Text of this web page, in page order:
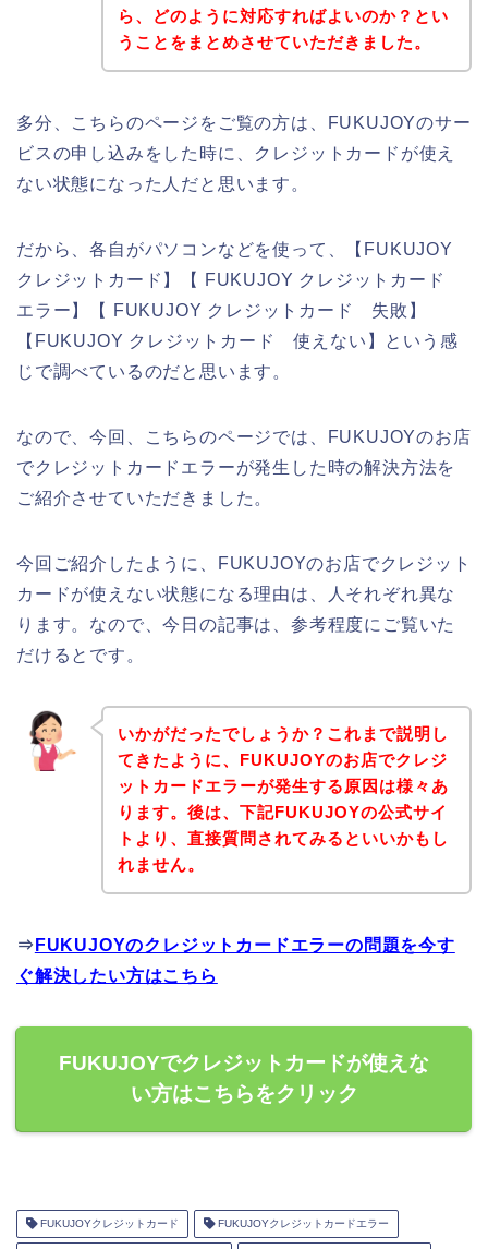
ら、どのように対応すればよいのか？とい
うことをまとめさせていただきました。
多分、こちらのページをご覧の方は、FUKUJOYのサー
ビスの申し込みをした時に、クレジットカードが使え
ない状態になった人だと思います。
だから、各自がパソコンなどを使って、【FUKUJOY
クレジットカード】【 FUKUJOY クレジットカード
エラー】【 FUKUJOY クレジットカード 失敗】
【FUKUJOY クレジットカード 使えない】という感
じで調べているのだと思います。
なので、今回、こちらのページでは、FUKUJOYのお店
でクレジットカードエラーが発生した時の解決方法を
ご紹介させていただきました。
今回ご紹介したように、FUKUJOYのお店でクレジット
カードが使えない状態になる理由は、人それぞれ異な
ります。なので、今日の記事は、参考程度にご覧いた
だけるとです。
いかがだったでしょうか？これまで説明し
てきたように、FUKUJOYのお店でクレジ
ットカードエラーが発生する原因は様々あ
ります。後は、下記FUKUJOYの公式サイ
トより、直接質問されてみるといいかもし
れません。
⇒ FUKUJOYのクレジットカードエラーの問題を今す
ぐ解決したい方はこちら
FUKUJOYでクレジットカードが使えな
い方はこちらをクリック
FUKUJOYクレジットカード FUKUJOYクレジットカードエラー